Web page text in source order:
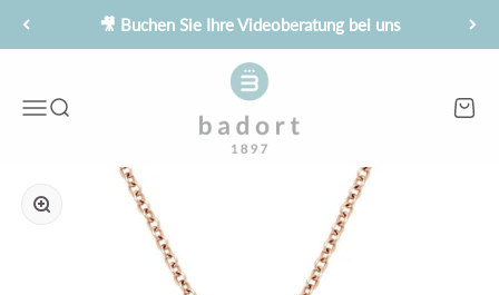
Zum Inhalt springen
🎥 Buchen Sie Ihre Videoberatung bei uns
MenüSuche
Juwelier Badort
Bild vergrößern